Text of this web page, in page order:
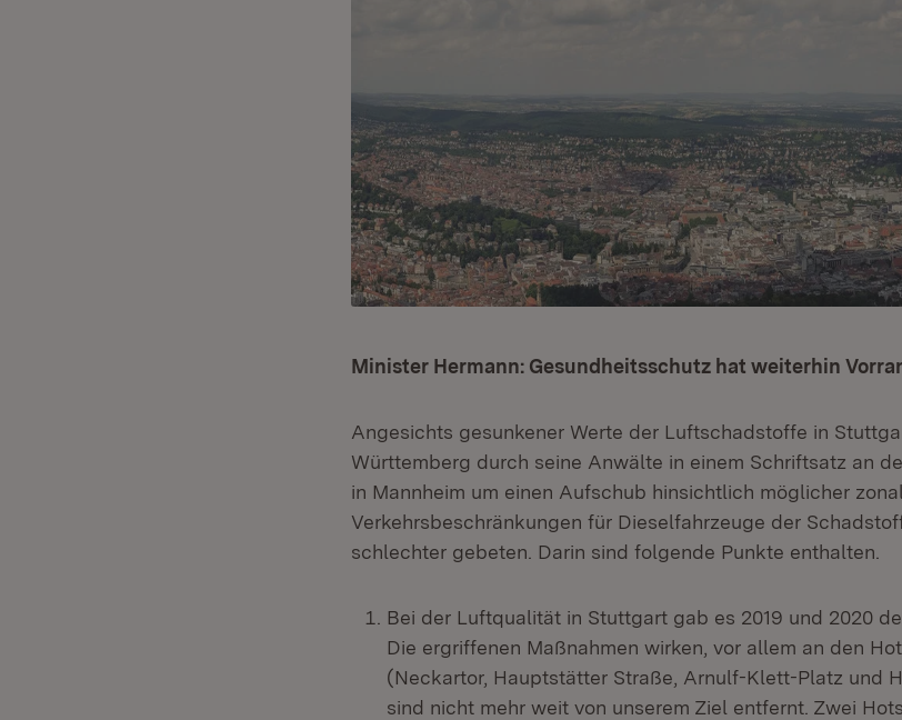
Minister Hermann: Gesundheitsschutz hat weiterhin
Angesichts gesunkener Werte der Luftschadstoffe in
Württemberg durch seine Anwälte in einem Schriftsatz an
in Mannheim um einen Aufschub hinsichtlich möglicher
Verkehrsbeschränkungen für Dieselfahrzeuge der
schlechter gebeten. Darin sind folgende Punkte enthalten.
Bei der Luftqualität in Stuttgart gab es 2019 und 2020
Die ergriffenen Maßnahmen wirken, vor allem an den
(Neckartor, Hauptstätter Straße, Arnulf-Klett-Platz und
sind nicht mehr weit von unserem Ziel entfernt. Zwei